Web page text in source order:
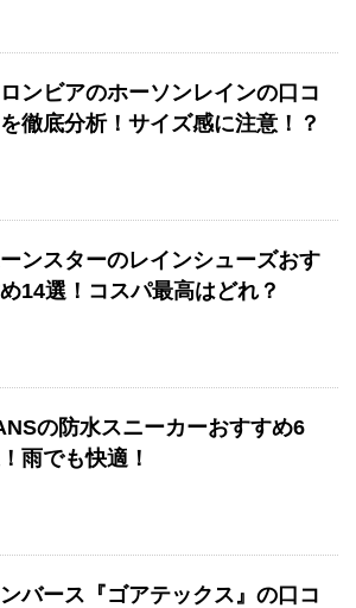
ンビアのホーソンレインの口コ
を徹底分析！サイズ感に注意！？
ンスターのレインシューズおす
14選！コスパ最高はどれ？
の防水スニーカーおすすめ6
雨でも快適！
バース『ゴアテックス』の口コ